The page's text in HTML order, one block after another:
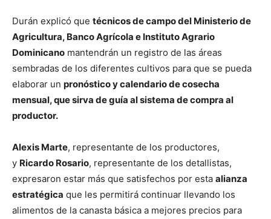
Durán explicó que técnicos de campo del Ministerio de
Agricultura, Banco Agrícola e Instituto Agrario
Dominicano mantendrán un registro de las áreas
sembradas de los diferentes cultivos para que se pueda
elaborar un pronóstico y calendario de cosecha
mensual, que sirva de guía al sistema de compra al
productor.
Alexis Marte, representante de los productores,
y Ricardo Rosario, representante de los detallistas,
expresaron estar más que satisfechos por esta alianza
estratégica que les permitirá continuar llevando los
alimentos de la canasta básica a mejores precios para